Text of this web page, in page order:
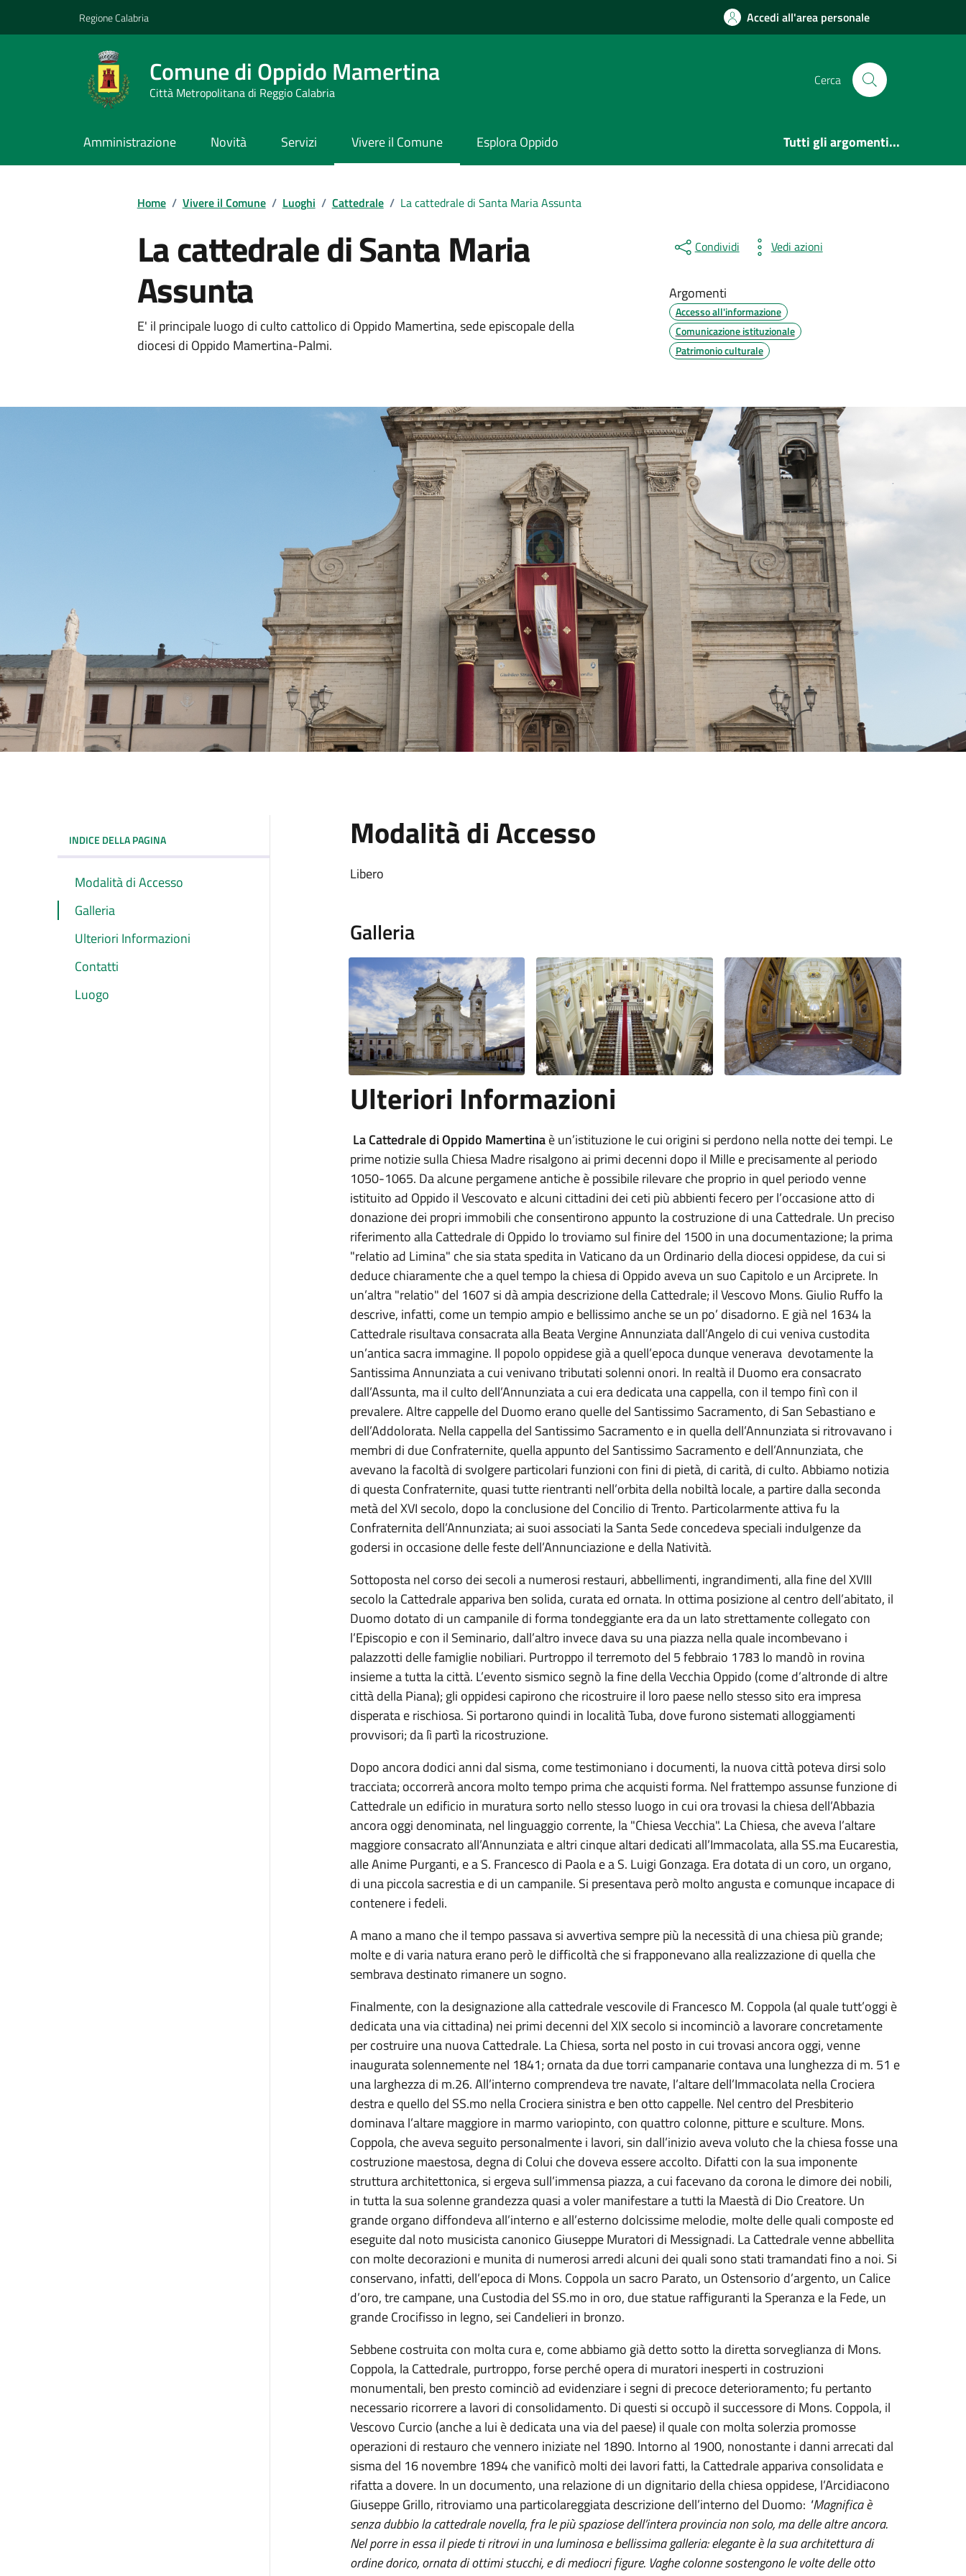
Regione Calabria Accedi all'area personale
Comune di Oppido Mamertina
Città Metropolitana di Reggio Calabria
Cerca
Amministrazione Novità Servizi Vivere il Comune Esplora Oppido Tutti gli argomenti...
Home / Vivere il Comune / Luoghi / Cattedrale / La cattedrale di Santa Maria Assunta
La cattedrale di Santa Maria
Assunta
E' il principale luogo di culto cattolico di Oppido Mamertina, sede episcopale della
diocesi di Oppido Mamertina-Palmi.
Condividi Vedi azioni
Argomenti
Accesso all'informazione
Comunicazione istituzionale
Patrimonio culturale
INDICE DELLA PAGINA
Modalità di Accesso
Galleria
Ulteriori Informazioni
Contatti
Luogo
Modalità di Accesso
Libero
Galleria
Ulteriori Informazioni
La Cattedrale di Oppido Mamertinaè un’istituzione le cui origini si perdono nella notte dei tempi. Le
prime notizie sulla Chiesa Madre risalgono ai primi decenni dopo il Mille e precisamente al periodo
1050-1065. Da alcune pergamene antiche è possibile rilevare che proprio in quel periodo venne
istituito ad Oppido il Vescovato e alcuni cittadini dei ceti più abbienti fecero per l’occasione atto di
donazione dei propri immobili che consentirono appunto la costruzione di una Cattedrale. Un preciso
riferimento alla Cattedrale di Oppido lo troviamo sul finire del 1500 in una documentazione; la prima
"relatio ad Limina" che sia stata spedita in Vaticano da un Ordinario della diocesi oppidese, da cui si
deduce chiaramente che a quel tempo la chiesa di Oppido aveva un suo Capitolo e un Arciprete. In
un’altra "relatio" del 1607 si dà ampia descrizione della Cattedrale; il Vescovo Mons. Giulio Ruffo la
descrive, infatti, come un tempio ampio e bellissimo anche se un po’ disadorno. E già nel 1634 la
Cattedrale risultava consacrata alla Beata Vergine Annunziata dall’Angelo di cui veniva custodita
un’antica sacra immagine. Il popolo oppidese già a quell’epoca dunque venerava devotamente la
Santissima Annunziata a cui venivano tributati solenni onori. In realtà il Duomo era consacrato
dall’Assunta, ma il culto dell’Annunziata a cui era dedicata una cappella, con il tempo finì con il
prevalere. Altre cappelle del Duomo erano quelle del Santissimo Sacramento, di San Sebastiano e
dell’Addolorata. Nella cappella del Santissimo Sacramento e in quella dell’Annunziata si ritrovavano i
membri di due Confraternite, quella appunto del Santissimo Sacramento e dell’Annunziata, che
avevano la facoltà di svolgere particolari funzioni con fini di pietà, di carità, di culto. Abbiamo notizia
di questa Confraternite, quasi tutte rientranti nell’orbita della nobiltà locale, a partire dalla seconda
metà del XVI secolo, dopo la conclusione del Concilio di Trento. Particolarmente attiva fu la
Confraternita dell’Annunziata; ai suoi associati la Santa Sede concedeva speciali indulgenze da
godersi in occasione delle feste dell’Annunciazione e della Natività.
Sottoposta nel corso dei secoli a numerosi restauri, abbellimenti, ingrandimenti, alla fine del XVIII
secolo la Cattedrale appariva ben solida, curata ed ornata. In ottima posizione al centro dell’abitato, il
Duomo dotato di un campanile di forma tondeggiante era da un lato strettamente collegato con
l’Episcopio e con il Seminario, dall’altro invece dava su una piazza nella quale incombevano i
palazzotti delle famiglie nobiliari. Purtroppo il terremoto del 5 febbraio 1783 lo mandò in rovina
insieme a tutta la città. L’evento sismico segnò la fine della Vecchia Oppido (come d’altronde di altre
città della Piana); gli oppidesi capirono che ricostruire il loro paese nello stesso sito era impresa
disperata e rischiosa. Si portarono quindi in località Tuba, dove furono sistemati alloggiamenti
provvisori; da lì partì la ricostruzione.
Dopo ancora dodici anni dal sisma, come testimoniano i documenti, la nuova città poteva dirsi solo
tracciata; occorrerà ancora molto tempo prima che acquisti forma. Nel frattempo assunse funzione di
Cattedrale un edificio in muratura sorto nello stesso luogo in cui ora trovasi la chiesa dell’Abbazia
ancora oggi denominata, nel linguaggio corrente, la "Chiesa Vecchia". La Chiesa, che aveva l’altare
maggiore consacrato all’Annunziata e altri cinque altari dedicati all’Immacolata, alla SS.ma Eucarestia,
alle Anime Purganti, e a S. Francesco di Paola e a S. Luigi Gonzaga. Era dotata di un coro, un organo,
di una piccola sacrestia e di un campanile. Si presentava però molto angusta e comunque incapace di
contenere i fedeli.
A mano a mano che il tempo passava si avvertiva sempre più la necessità di una chiesa più grande;
molte e di varia natura erano però le difficoltà che si frapponevano alla realizzazione di quella che
sembrava destinato rimanere un sogno.
Finalmente, con la designazione alla cattedrale vescovile di Francesco M. Coppola (al quale tutt’oggi è
dedicata una via cittadina) nei primi decenni del XIX secolo si incominciò a lavorare concretamente
per costruire una nuova Cattedrale. La Chiesa, sorta nel posto in cui trovasi ancora oggi, venne
inaugurata solennemente nel 1841; ornata da due torri campanarie contava una lunghezza di m. 51 e
una larghezza di m.26. All’interno comprendeva tre navate, l’altare dell’Immacolata nella Crociera
destra e quello del SS.mo nella Crociera sinistra e ben otto cappelle. Nel centro del Presbiterio
dominava l’altare maggiore in marmo variopinto, con quattro colonne, pitture e sculture. Mons.
Coppola, che aveva seguito personalmente i lavori, sin dall’inizio aveva voluto che la chiesa fosse una
costruzione maestosa, degna di Colui che doveva essere accolto. Difatti con la sua imponente
struttura architettonica, si ergeva sull’immensa piazza, a cui facevano da corona le dimore dei nobili,
in tutta la sua solenne grandezza quasi a voler manifestare a tutti la Maestà di Dio Creatore. Un
grande organo diffondeva all’interno e all’esterno dolcissime melodie, molte delle quali composte ed
eseguite dal noto musicista canonico Giuseppe Muratori di Messignadi. La Cattedrale venne abbellita
con molte decorazioni e munita di numerosi arredi alcuni dei quali sono stati tramandati fino a noi. Si
conservano, infatti, dell’epoca di Mons. Coppola un sacro Parato, un Ostensorio d’argento, un Calice
d’oro, tre campane, una Custodia del SS.mo in oro, due statue raffiguranti la Speranza e la Fede, un
grande Crocifisso in legno, sei Candelieri in bronzo.
Sebbene costruita con molta cura e, come abbiamo già detto sotto la diretta sorveglianza di Mons.
Coppola, la Cattedrale, purtroppo, forse perché opera di muratori inesperti in costruzioni
monumentali, ben presto cominciò ad evidenziare i segni di precoce deterioramento; fu pertanto
necessario ricorrere a lavori di consolidamento. Di questi si occupò il successore di Mons. Coppola, il
Vescovo Curcio (anche a lui è dedicata una via del paese) il quale con molta solerzia promosse
operazioni di restauro che vennero iniziate nel 1890. Intorno al 1900, nonostante i danni arrecati dal
sisma del 16 novembre 1894 che vanificò molti dei lavori fatti, la Cattedrale appariva consolidata e
rifatta a dovere. In un documento, una relazione di un dignitario della chiesa oppidese, l’Arcidiacono
Giuseppe Grillo, ritroviamo una particolareggiata descrizione dell’interno del Duomo: "Magnifica è
senza dubbio la cattedrale novella, fra le più spaziose dell’intera provincia non solo, ma delle altre ancora.
Nel porre in essa il piede ti ritrovi in una luminosa e bellissima galleria: elegante è la sua architettura di
ordine dorico, ornata di ottimi stucchi, e di mediocri figure. Vaghe colonne sostengono le volte delle otto